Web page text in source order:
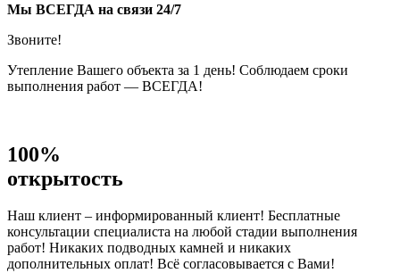
Мы ВСЕГДА на связи 24/7
Звоните!
Утепление Вашего объекта за 1 день! Соблюдаем сроки
выполнения работ — ВСЕГДА!
100%
открытость
Наш клиент – информированный клиент! Бесплатные
консультации специалиста на любой стадии выполнения
работ! Никаких подводных камней и никаких
дополнительных оплат! Всё согласовывается с Вами!